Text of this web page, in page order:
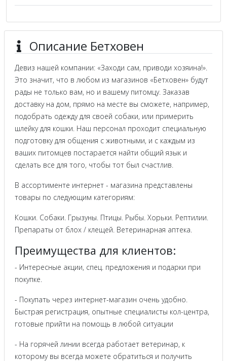
Описание Бетховен
Девиз нашей компании: «Заходи сам, приводи хозяина!».
Это значит, что в любом из магазинов «Бетховен» будут
рады не только вам, но и вашему питомцу. Заказав
доставку на дом, прямо на месте вы сможете, например,
подобрать одежду для своей собаки, или примерить
шлейку для кошки. Наш персонал проходит специальную
подготовку для общения с животными, и с каждым из
ваших питомцев постарается найти общий язык и
сделать все для того, чтобы тот был счастлив.
В ассортименте интернет - магазина представлены
товары по следующим категориям:
Кошки. Собаки. Грызуны. Птицы. Рыбы. Хорьки. Рептилии.
Препараты от блох / клещей. Ветеринарная аптека.
Преимущества для клиентов:
- Интересные акции, спец. предложения и подарки при
покупке.
- Покупать через интернет-магазин очень удобно.
Быстрая регистрация, опытные специалисты кол-центра,
готовые прийти на помощь в любой ситуации
- На горячей линии всегда работает ветеринар, к
которому вы всегда можете обратиться и получить